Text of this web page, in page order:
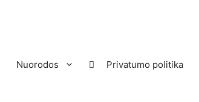
Nuorodos Privatumo politika